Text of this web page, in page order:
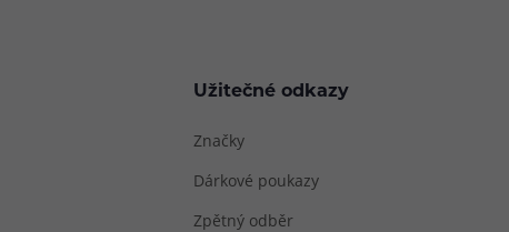
Užitečné odkazy
Značky
Dárkové poukazy
Zpětný odběr